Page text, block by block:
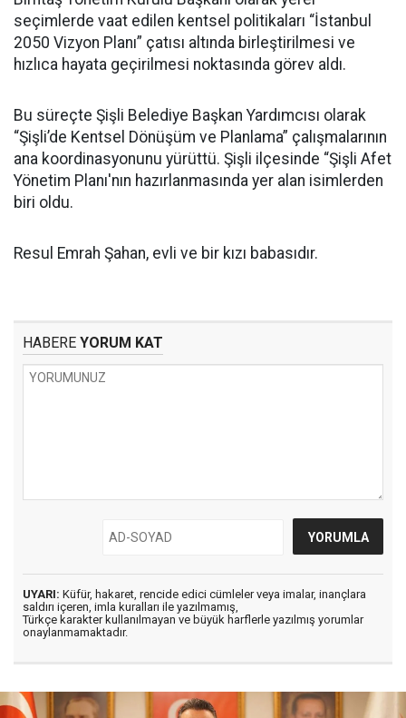
seçimlerde vaat edilen kentsel politikaları “İstanbul
2050 Vizyon Planı” çatısı altında birleştirilmesi ve
hızlıca hayata geçirilmesi noktasında görev aldı.
Bu süreçte Şişli Belediye Başkan Yardımcısı olarak
“Şişli’de Kentsel Dönüşüm ve Planlama” çalışmalarının
ana koordinasyonunu yürüttü. Şişli ilçesinde “Şişli Afet
Yönetim Planı'nın hazırlanmasında yer alan isimlerden
biri oldu.
Resul Emrah Şahan, evli ve bir kızı babasıdır.
HABERE YORUM KAT
UYARI: Küfür, hakaret, rencide edici cümleler veya imalar, inançlara
saldırı içeren, imla kuralları ile yazılmamış,
Türkçe karakter kullanılmayan ve büyük harflerle yazılmış yorumlar
onaylanmamaktadır.